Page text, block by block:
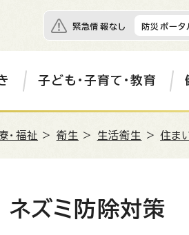
緊急情報なし 防災ポータ
子ども・子育て・教育
・福祉 > 衛生 > 生活衛生 >住ま
ズミ防除対策